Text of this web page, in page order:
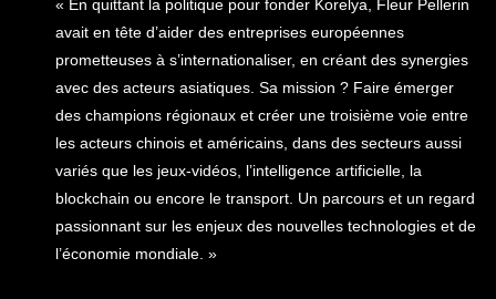
« En quittant la politique pour fonder Korelya, Fleur Pellerin
avait en tête d’aider des entreprises européennes
prometteuses à s’internationaliser, en créant des synergies
avec des acteurs asiatiques. Sa mission ? Faire émerger
des champions régionaux et créer une troisième voie entre
les acteurs chinois et américains, dans des secteurs aussi
variés que les jeux-vidéos, l’intelligence artificielle, la
blockchain ou encore le transport. Un parcours et un regard
passionnant sur les enjeux des nouvelles technologies et de
l’économie mondiale. »